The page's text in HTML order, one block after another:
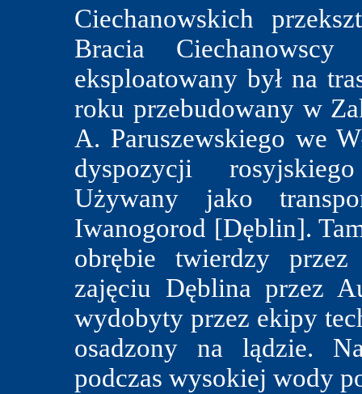
Ciechanowskich
Bracia
eksploatowany był na
roku przebudowany w
A. Paruszewskiego we
dyspozycji
Używany jako
Iwanogorod [Dęblin].
obrębie twierdzy
zajęciu Dęblina przez
wydobyty przez ekipy
osadzony na lądzie.
podczas wysokiej wody